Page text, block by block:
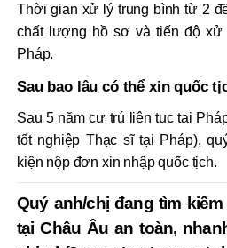
Thời gian xử lý trung bình từ 2
chất lượng hồ sơ và tiến độ
Pháp.
Sau bao lâu có thể xin quốc
Sau 5 năm cư trú liên tục tại
tốt nghiệp Thạc sĩ tại Pháp),
kiện nộp đơn xin nhập quốc tịch.
Quý anh/chị đang tìm
tại Châu Âu an toàn,